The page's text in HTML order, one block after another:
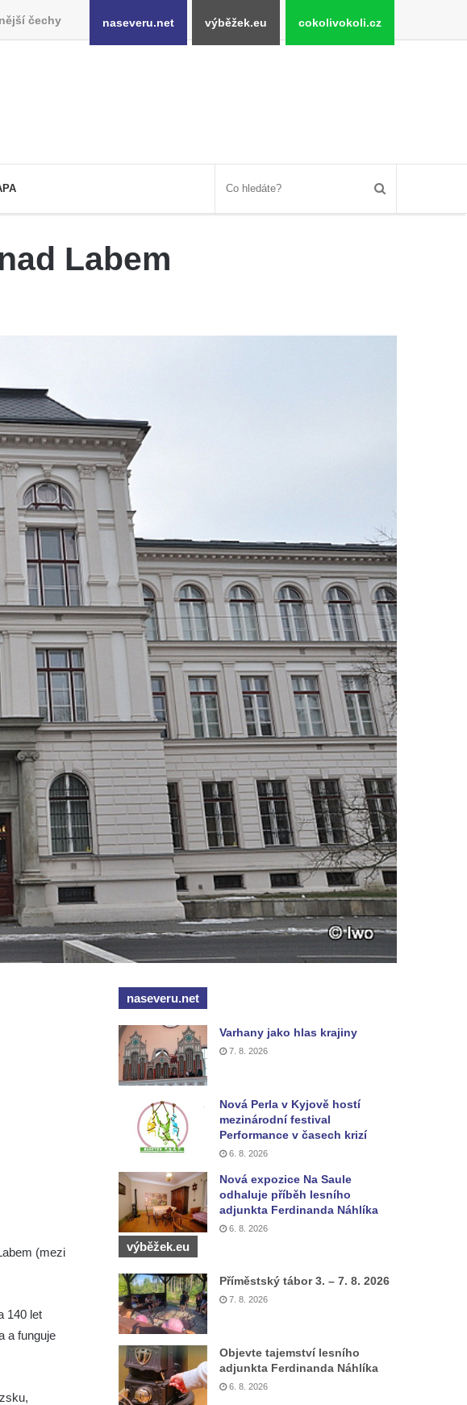
čechy naseveru.net výběžek.eu cokolivokoli.cz
Labem
(mezi
140 let
a funguje
naseveru.net
Varhany jako hlas krajiny
7. 8. 2026
Nová Perla v Kyjově hostí
mezinárodní festival
Performance v časech krizí
6. 8. 2026
Nová expozice Na Saule
odhaluje příběh lesního
adjunkta Ferdinanda Náhlíka
6. 8. 2026
výběžek.eu
Příměstský tábor 3. – 7. 8. 2026
7. 8. 2026
Objevte tajemství lesního
adjunkta Ferdinanda Náhlíka
6. 8. 2026